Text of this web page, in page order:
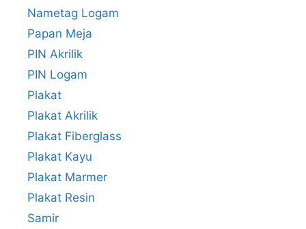
Nametag Logam
Papan Meja
PIN Akrilik
PIN Logam
Plakat
Plakat Akrilik
Plakat Fiberglass
Plakat Kayu
Plakat Marmer
Plakat Resin
Samir